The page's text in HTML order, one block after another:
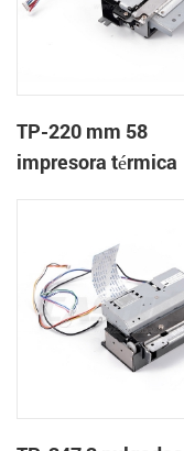
TP-220 mm 58
impresora térmica